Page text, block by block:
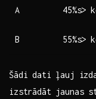
A 45%s>
B 55%s>
Šādi dati‍ ļauj
izstrādāt jaunas